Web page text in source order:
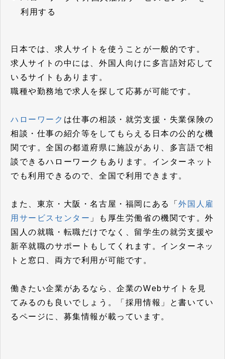
利用する
日本では、求人サイトを使うことが一般的です。
求人サイトの中には、外国人向けに多言語対応して
いるサイトもあります。
職種や勤務地で求人を探して応募が可能です。
ハローワーク は仕事の相談・就労支援・失業保険の
相談・仕事の紹介等をしてもらえる日本の公的な機
関です。全国の都道府県に施設があり、多言語で相
談できるハローワークもあります。インターネット
でも利用できるので、全国で利用できます。
また、東京・大阪・名古屋・福岡にある「外国人雇
用サービスセンター 」も厚生労働省の機関です。外
国人の就職・転職だけでなく、留学生の就労支援や
新卒就職のサポートもしてくれます。インターネッ
トと窓口、両方で利用が可能です。
働きたい企業があるなら、企業のWebサイトを見
てみるのも良いでしょう。「採用情報」と書いてい
るページに、募集情報が載っています。